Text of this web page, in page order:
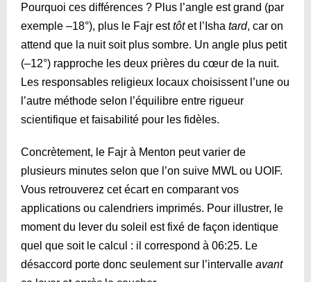
Pourquoi ces différences ? Plus l’angle est grand (par
exemple –18°), plus le Fajr esttôtet l’Isha tard, car on
attend que la nuit soit plus sombre. Un angle plus petit
(–12°) rapproche les deux prières du cœur de la nuit.
Les responsables religieux locaux choisissent l’une ou
l’autre méthode selon l’équilibre entre rigueur
scientifique et faisabilité pour les fidèles.
Concrètement, le Fajr à Menton peut varier de
plusieurs minutes selon que l’on suive MWL ou UOIF.
Vous retrouverez cet écart en comparant vos
applications ou calendriers imprimés. Pour illustrer, le
moment du lever du soleil est fixé de façon identique
quel que soit le calcul : il correspond à 06:25. Le
désaccord porte donc seulement sur l’intervalle avant